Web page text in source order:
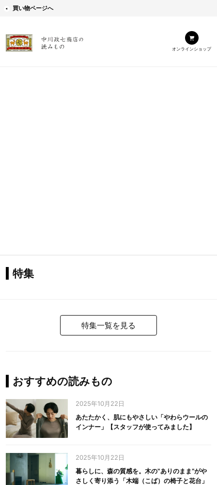
買い物ページへ
オンラインショップ
特集
特集一覧を見る
おすすめの読みもの
2025年10月22日
あたたかく、肌にもやさしい「やわらウールの
インナー」【スタッフが使ってみました】
2025年10月22日
暮らしに、森の質感を。木の‟ありのまま”がや
さしく寄り添う「木端（こば）の椅子と花台」